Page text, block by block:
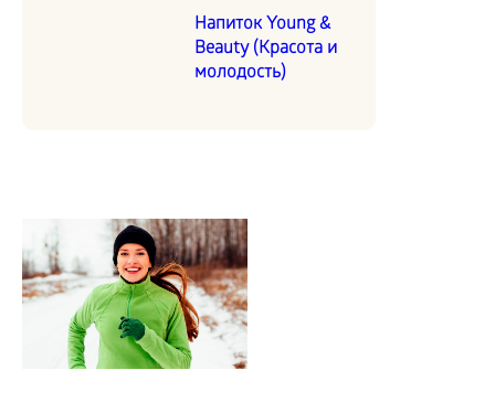
Напиток Young &
Beauty (Красота и
молодость)